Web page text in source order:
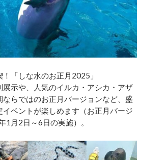
「しな水のお正月2025」
示や、人気のイルカ・アシカ・アザ
らではのお正月バージョンなど、盛
イベントが楽しめます（お正月バージ
1月2日～6日の実施）。